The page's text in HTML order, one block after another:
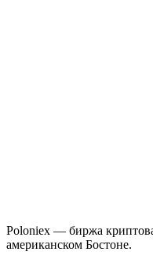
Poloniex — биржа
американском Бостоне.